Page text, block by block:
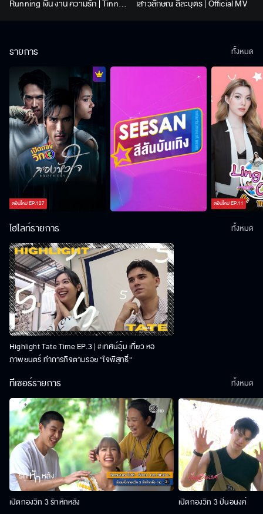
Running เงิน งาน ความรัก | Tinn |
เสาวลักษณ์ ลีละบุตร | Official MV
รายการ
ตอนใหม่EP.127 ตอนใหม่EP.11
ทั้งหมด
ไฮไลท์รายการ
Highlight Tate Time EP.3 | #เทศน์อุ้ม เที่ยว หอ
ภาพยนตร์ ทำภารกิจตามรอย “ใจพิสุทธิ์“
ทั้งหมด
ทีเซอร์รายการ
เปิดกองวิก 3 รักหักหลัง เปิดกองวิก 3 ปิ่นอนงค์
ทั้งหมด